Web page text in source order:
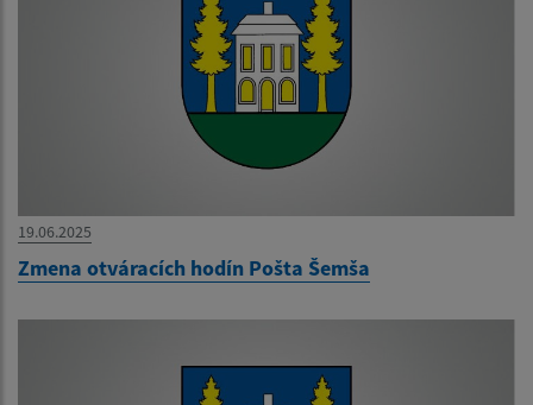
19.06.2025
Zmena otváracích hodín Pošta Šemša